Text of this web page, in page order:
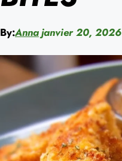
By:Annajanvier 20, 2026